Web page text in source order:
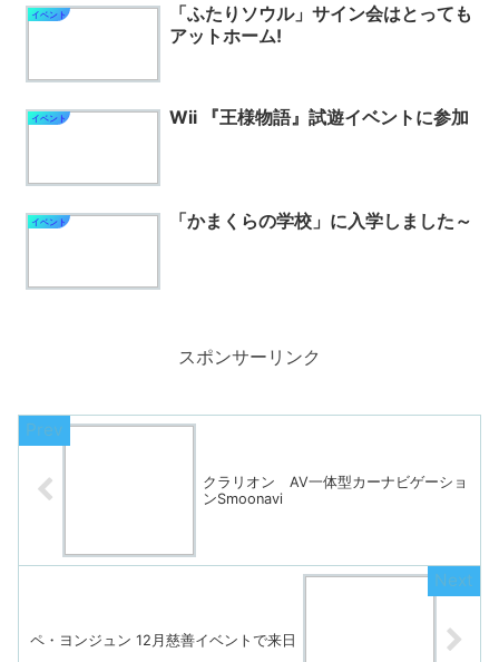
イベント
「ふたりソウル」サイン会はとっても
アットホーム!
イベント Wii 『王様物語』試遊イベントに参加
イベント 「かまくらの学校」に入学しました～
スポンサーリンク
クラリオン AV一体型カーナビゲーショ
ンSmoonavi
ペ・ヨンジュン 12月慈善イベントで来日